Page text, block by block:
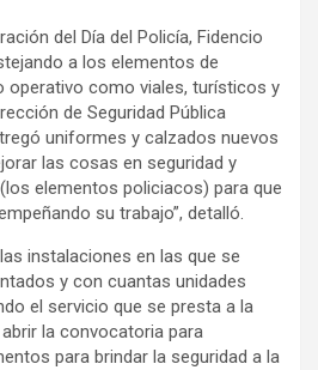
del Día del Policía, Fidencio
a los elementos de
operativo como viales, turísticos y
de Seguridad Pública
uniformes y calzados nuevos
las cosas en seguridad y
elementos policiacos) para que
su trabajo”, detalló.
instalaciones en las que se
y con cuantas unidades
el servicio que se presta a la
la convocatoria para
para brindar la seguridad a la